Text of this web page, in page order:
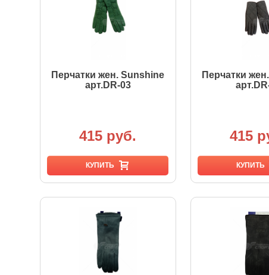
Перчатки жен. Sunshine
арт.DR-03
415 руб.
КУПИТЬ
Перчатки
415
КУПИТЬ